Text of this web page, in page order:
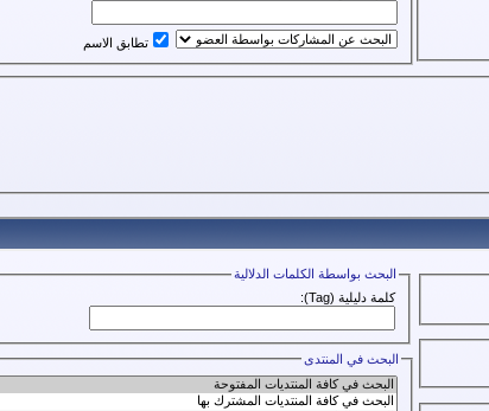
تطابق الاسم
البحث بواسطة الكلمات الدلالية
كلمة دليلية (Tag):
البحث في المنتدى